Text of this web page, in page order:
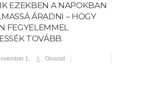
EZEKBEN A NAPOKBAN
ÁRADNI – HOGY
FEGYELEMMEL
TOVÁBB.
1. Olvasat